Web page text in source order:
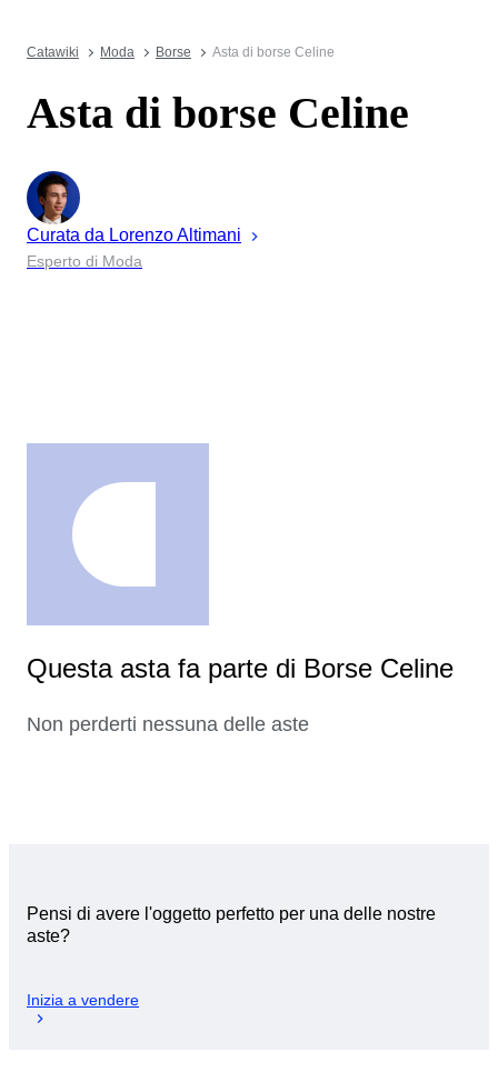
Catawiki Moda Borse Asta di borse Celine
Asta di borse Celine
Curata da LorenzoAltimani
Esperto di Moda
Questa asta fa parte di Borse Celine
Non perderti nessuna delle aste
Pensi di avere l'oggetto perfetto per una delle nostre
aste?
Inizia a vendere